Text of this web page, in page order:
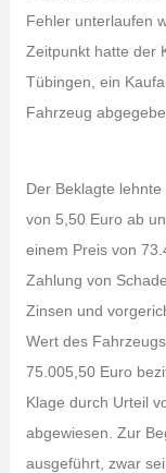
Fehler unterlaufen
Zeitpunkt hatte der
Tübingen, ein
Fahrzeug
Der Beklagte
von 5,50 Euro ab
einem Preis von
Zahlung von
Zinsen und
Wert des
75.005,50 Euro
Klage durch Urteil
abgewiesen. Zur
ausgeführt, zwar